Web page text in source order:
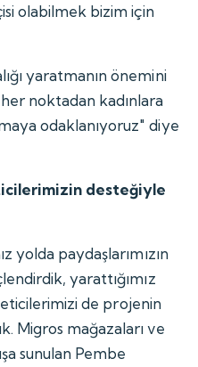
olabilmek bizim için
yaratmanın önemini
noktadan kadınlara
odaklanıyoruz" diye
desteğiyle
yolda paydaşlarımızın
yarattığımız
de projenin
Migros mağazaları ve
sunulan Pembe